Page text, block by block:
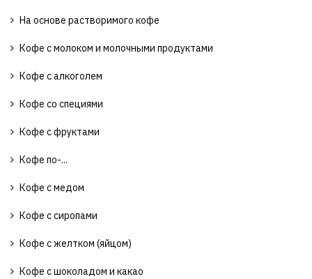
На основе растворимого кофе
Кофе с молоком и молочными продуктами
Кофе с алкоголем
Кофе со специями
Кофе с фруктами
Кофе по-...
Кофе с медом
Кофе с сиропами
Кофе с желтком (яйцом)
Кофе с шоколадом и какао